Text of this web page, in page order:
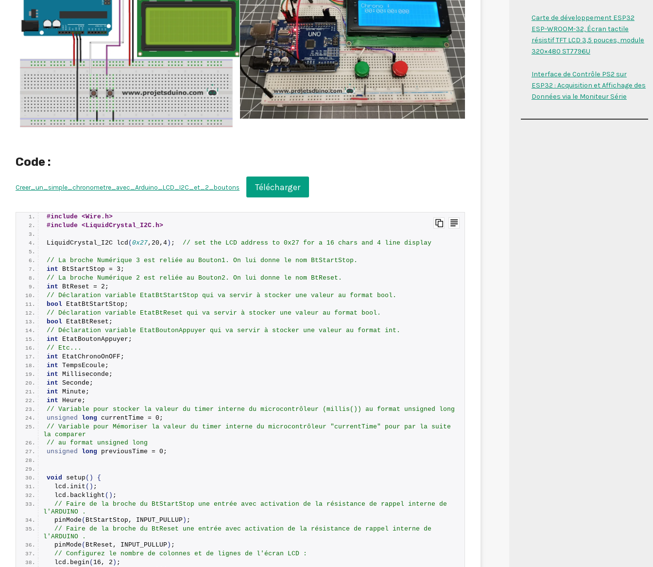
Code :
Creer_un_simple_chronometre_avec_Arduino_LCD_I2C_et_2_boutons Télécharger
#include <Wire.h>
#include <LiquidCrystal_I2C.h>
LiquidCrystal_I2C lcd ( 0x27,20,4 ) ; // set the LCD address to 0x27 for a 16 chars and 4 line display
// La broche Numérique 3 est reliée au Bouton1. On lui donne le nom BtStartStop.
int BtStartStop = 3;
// La broche Numérique 2 est reliée au Bouton2. On lui donne le nom BtReset.
int BtReset = 2;
// Déclaration variable EtatBtStartStop qui va servir à stocker une valeur au format bool.
bool EtatBtStartStop;
// Déclaration variable EtatBtReset qui va servir à stocker une valeur au format bool.
bool EtatBtReset;
// Déclaration variable EtatBoutonAppuyer qui va servir à stocker une valeur au format int.
int EtatBoutonAppuyer;
// Etc...
int EtatChronoOnOFF;
int TempsEcoule;
int Milliseconde;
int Seconde;
int Minute;
int Heure;
// Variable pour stocker la valeur du timer interne du microcontrôleur (millis()) au format unsigned long
unsigned
long currentTime = 0;
// Variable pour Mémoriser la valeur du timer interne du microcontrôleur "currentTime" pour par la suite
la comparer
// au format unsigned long
unsigned
long previousTime = 0;
void setup ()
{
  lcd.
init () ;
  lcd.
backlight () ;
// Faire de la broche du BtStartStop une entrée avec activation de la résistance de rappel interne de
l'ARDUINO .
pinMode ( BtStartStop, INPUT_PULLUP ) ;
// Faire de la broche du BtReset une entrée avec activation de la résistance de rappel interne de
l'ARDUINO .
pinMode ( BtReset, INPUT_PULLUP ) ;
// Configurez le nombre de colonnes et de lignes de l'écran LCD :
  lcd.
begin ( 16, 2 ) ;
Carte de développement ESP32
ESP-WROOM-32, Écran tactile
résistif TFT LCD 3,5 pouces, module
320×480 ST7796U
Interface de Contrôle PS2 sur
ESP32 : Acquisition et Affichage des
Données via le Moniteur Série